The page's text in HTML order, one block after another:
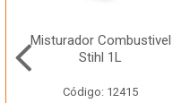
Misturador Combustivel
Stihl 1L
Código: 12415